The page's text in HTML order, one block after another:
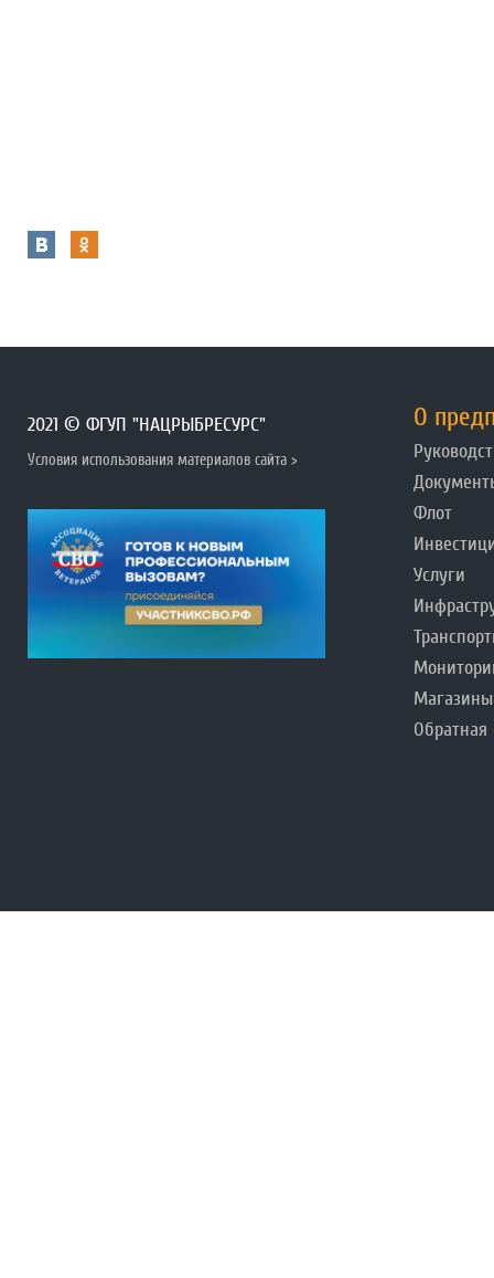
2021 © ФГУП "НАЦРЫБРЕСУРС"
Условия использования материалов сайта >
О
Флот
Услуги
Магазины
Обратная